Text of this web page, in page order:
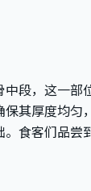
段，这一部
其厚度均匀
食客们品尝